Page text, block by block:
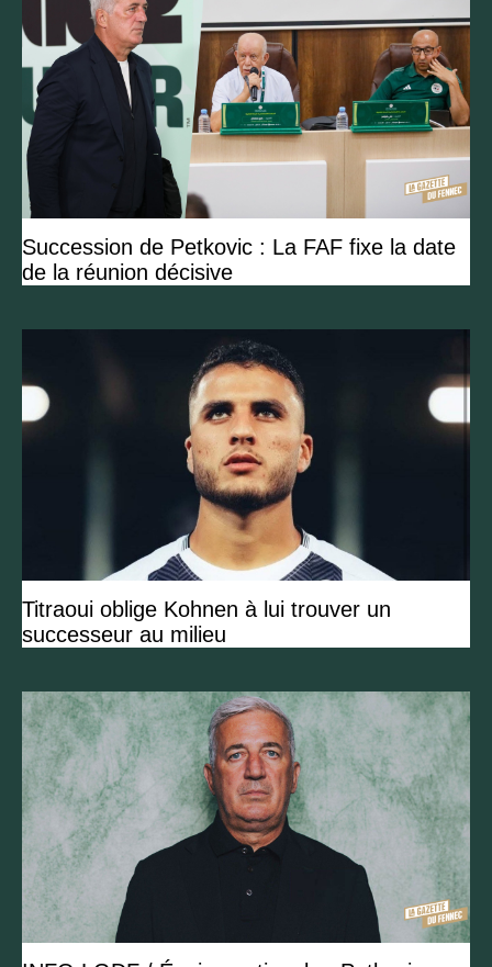
Succession de Petkovic : La FAF fixe la date
de la réunion décisive
Titraoui oblige Kohnen à lui trouver un
successeur au milieu